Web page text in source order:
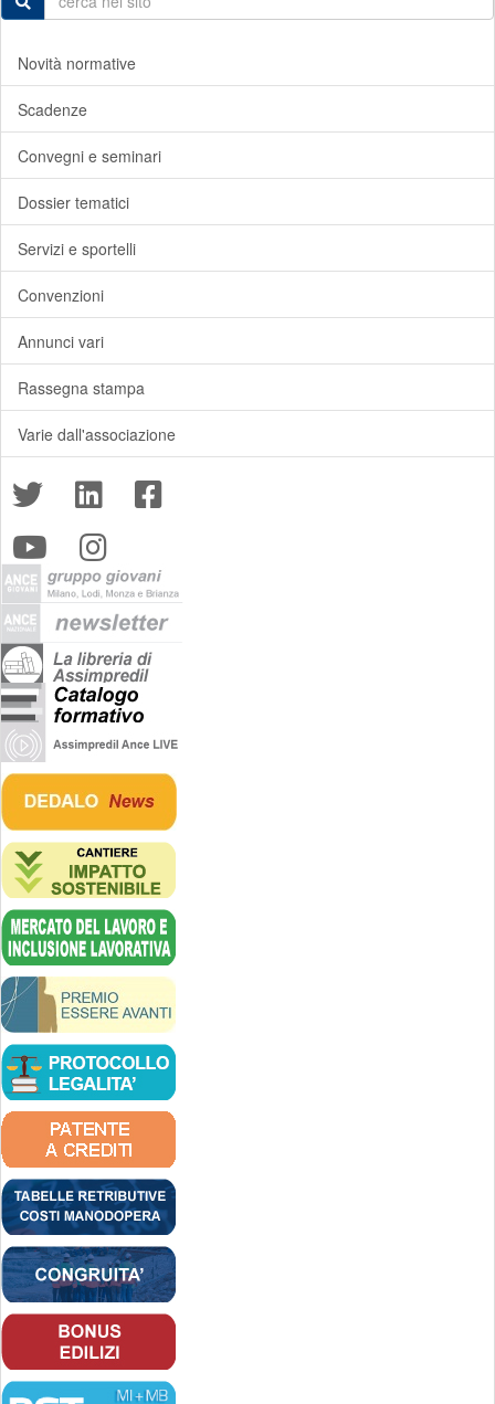
Novità normative
Scadenze
Convegni e seminari
Dossier tematici
Servizi e sportelli
Convenzioni
Annunci vari
Rassegna stampa
Varie dall'associazione